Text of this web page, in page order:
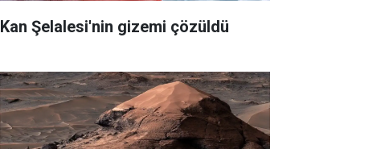
Kan Şelalesi'nin gizemi çözüldü